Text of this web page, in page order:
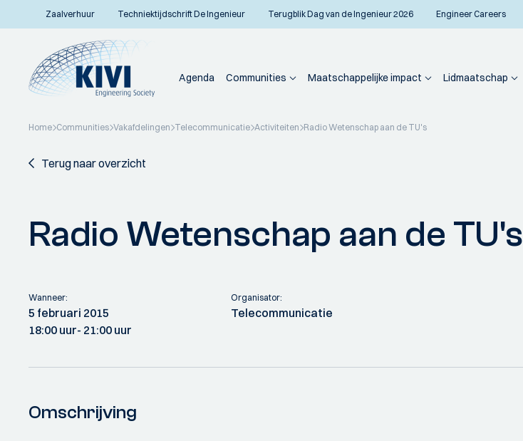
Zaalverhuur Techniektijdschrift De Ingenieur Terugblik Dag van de Ingenieur 2026 Engineer Careers
Agenda Communities Maatschappelijke impact Lidmaatschap
Home Communities Vakafdelingen Telecommunicatie Activiteiten Radio Wetenschap aan de TU's
Terug naar overzicht
Radio Wetenschap aan de TU's
Wanneer:
5 februari 2015
18:00 uur- 21:00 uur
Organisator:
Telecommunicatie
Omschrijving